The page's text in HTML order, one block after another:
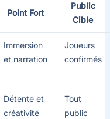
Point Fort
Public
Cible
Immersion
et narration
Joueurs
confirmés
Détente et
créativité
Tout
public